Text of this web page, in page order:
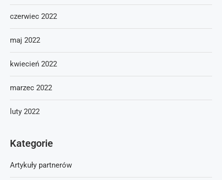
czerwiec 2022
maj 2022
kwiecień 2022
marzec 2022
luty 2022
Kategorie
Artykuły partnerów